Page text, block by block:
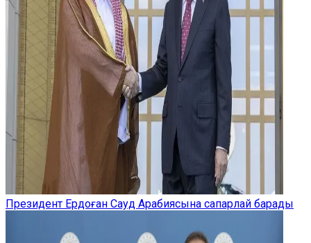
Президент Ердоған Сауд Арабиясына сапарлай барады